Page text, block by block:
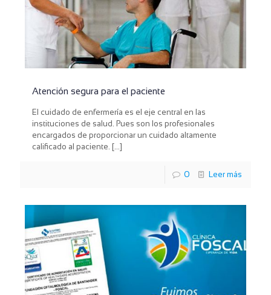
Atención segura para el paciente
El cuidado de enfermería es el eje central en las
instituciones de salud. Pues son los profesionales
encargados de proporcionar un cuidado altamente
calificado al paciente. […]
0 Leer más